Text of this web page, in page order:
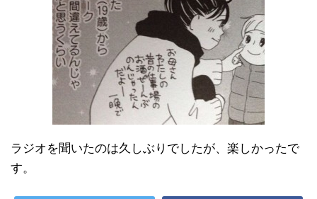
ラジオを聞いたのは久しぶりでしたが、楽しかったで
す。